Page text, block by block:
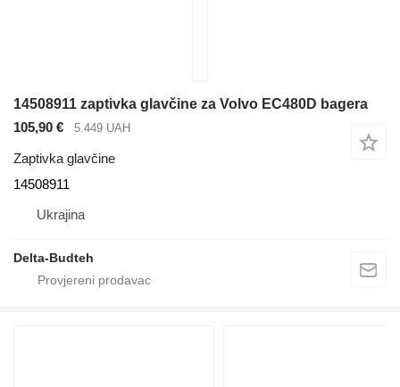
14508911 zaptivka glavčine za Volvo EC480D bagera
105,90 €
5.449 UAH
Zaptivka glavčine
14508911
Ukrajina
Delta-Budteh